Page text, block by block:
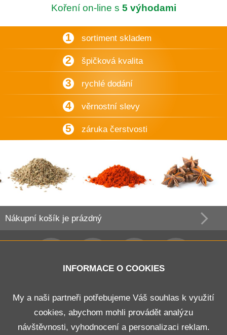
Koření on-line s 5 výhodami
1 sortiment skladem
2 špičková kvalita
3 rychlé dodání
4 věrnostní slevy
5 záruka čerstvosti
Nákupní košík je prázdný
Obchodní podmínky
Doprava a platba
INFORMACE O COOKIES
My a naši partneři potřebujeme Váš souhlas k využití
cookies, abychom mohli provádět analýzu
návštěvnosti, vyhodnocení a personalizaci reklam.